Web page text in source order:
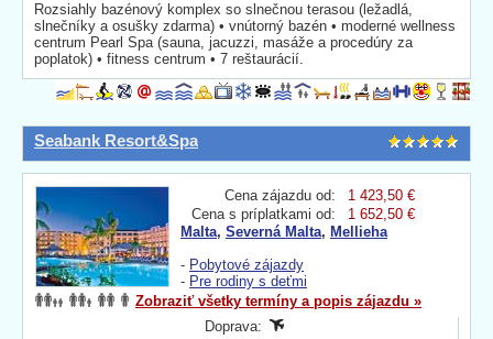
Rozsiahly bazénový komplex so slnečnou terasou (ležadlá,
slnečníky a osušky zdarma) • vnútorný bazén • moderné wellness
centrum Pearl Spa (sauna, jacuzzi, masáže a procedúry za
poplatok) • fitness centrum • 7 reštaurácií.
Seabank Resort&Spa
Cena zájazdu od:
1 423,50 €
Cena s príplatkami od:
1 652,50 €
Malta, Severná Malta, Mellieha
- Pobytové zájazdy
- Pre rodiny s deťmi
Zobraziť všetky termíny a popis zájazdu »
Doprava: